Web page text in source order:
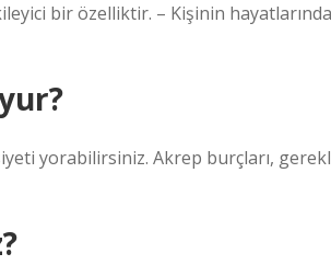
bir özelliktir. – Kişinin
yorabilirsiniz. Akrep burçları,